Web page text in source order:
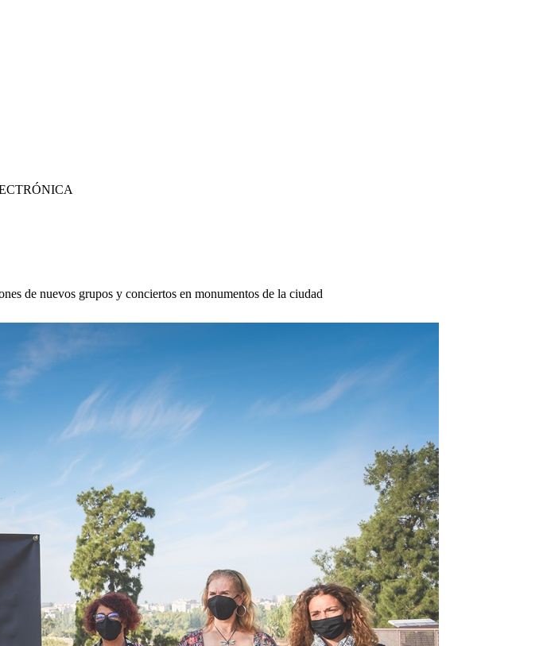
de nuevos grupos y conciertos en monumentos de la ciudad